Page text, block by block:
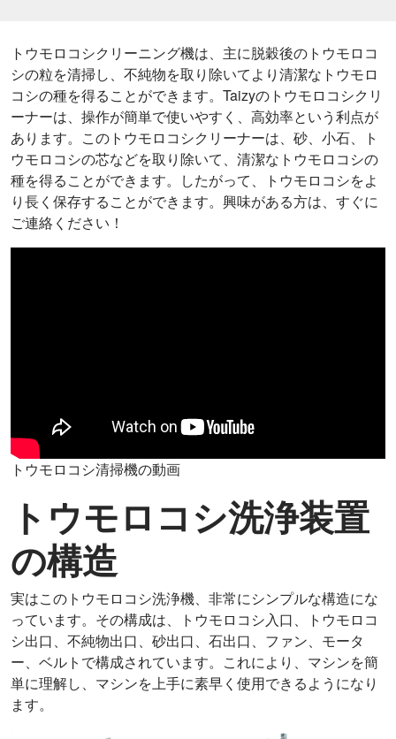
トウモロコシクリーニング機は、主に脱穀後のトウモロコ
シの粒を清掃し、不純物を取り除いてより清潔なトウモロ
コシの種を得ることができます。Taizyのトウモロコシクリ
ーナーは、操作が簡単で使いやすく、高効率という利点が
あります。このトウモロコシクリーナーは、砂、小石、ト
ウモロコシの芯などを取り除いて、清潔なトウモロコシの
種を得ることができます。したがって、トウモロコシをよ
り長く保存することができます。興味がある方は、すぐに
ご連絡ください！
トウモロコシ清掃機の動画
トウモロコシ洗浄装置
の構造
実はこのトウモロコシ洗浄機、非常にシンプルな構造にな
っています。その構成は、トウモロコシ入口、トウモロコ
シ出口、不純物出口、砂出口、石出口、ファン、モータ
ー、ベルトで構成されています。これにより、マシンを簡
単に理解し、マシンを上手に素早く使用できるようになり
ます。